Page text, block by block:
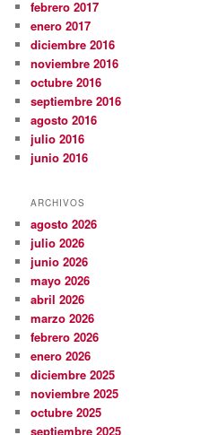
febrero 2017
enero 2017
diciembre 2016
noviembre 2016
octubre 2016
septiembre 2016
agosto 2016
julio 2016
junio 2016
ARCHIVOS
agosto 2026
julio 2026
junio 2026
mayo 2026
abril 2026
marzo 2026
febrero 2026
enero 2026
diciembre 2025
noviembre 2025
octubre 2025
septiembre 2025